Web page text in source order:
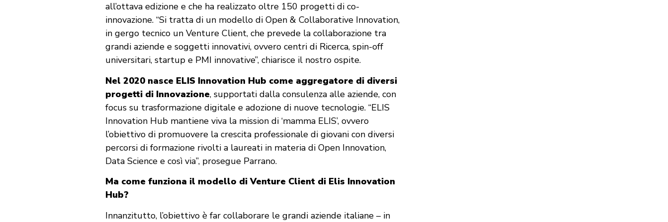
all’ottava edizione e che ha realizzato oltre 150 progetti di co-
innovazione. “Si tratta di un modello di Open & Collaborative Innovation,
in gergo tecnico un Venture Client, che prevede la collaborazione tra
grandi aziende e soggetti innovativi, ovvero centri di Ricerca, spin-off
universitari, startup e PMI innovative”, chiarisce il nostro ospite.
Nel 2020 nasce ELIS Innovation Hub come aggregatore di diversi
progetti di Innovazione, supportati dalla consulenza alle aziende, con
focus su trasformazione digitale e adozione di nuove tecnologie. “ELIS
Innovation Hub mantiene viva la mission di ‘mamma ELIS’, ovvero
l’obiettivo di promuovere la crescita professionale di giovani con diversi
percorsi di formazione rivolti a laureati in materia di Open Innovation,
Data Science e così via”, prosegue Parrano.
Ma come funziona il modello di Venture Client di Elis Innovation
Hub?
Innanzitutto, l’obiettivo è far collaborare le grandi aziende italiane – in